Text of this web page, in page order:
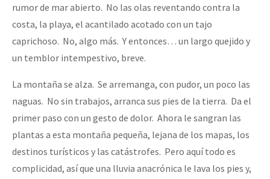
rumor de mar abierto. No las olas reventando contra la
costa, la playa, el acantilado acotado con un tajo
caprichoso. No, algo más. Y entonces… un largo quejido y
un temblor intempestivo, breve.
La montaña se alza. Se arremanga, con pudor, un poco las
naguas. No sin trabajos, arranca sus pies de la tierra. Da el
primer paso con un gesto de dolor. Ahora le sangran las
plantas a esta montaña pequeña, lejana de los mapas, los
destinos turísticos y las catástrofes. Pero aquí todo es
complicidad, así que una lluvia anacrónica le lava los pies y,